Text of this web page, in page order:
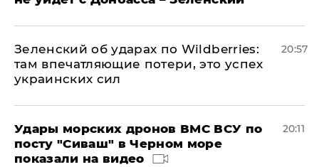
Зеленский об ударах по Wildberries:
там впечатляющие потери, это успех
украинских сил
20:57
Удары морских дронов ВМС ВСУ по
посту "Сиваш" в Черном море
показали на видео
20:11